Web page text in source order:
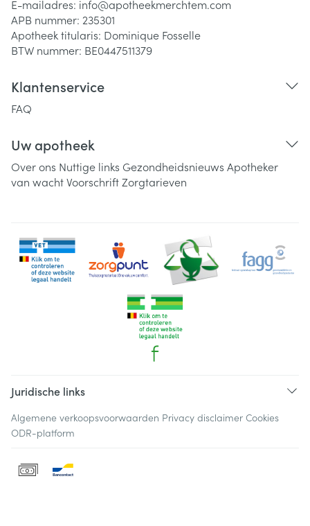
E-mailadres: info@apotheekmerchtem.com
APB nummer: 235301
Apotheek titularis: Dominique Fosselle
BTW nummer: BE0447511379
Klantenservice
FAQ
Uw apotheek
Over ons Nuttige links Gezondheidsnieuws Apotheker
van wachtVoorschriftZorgtarieven
Juridische links
Algemene verkoopsvoorwaarden Privacy disclaimer Cookies
ODR-platform